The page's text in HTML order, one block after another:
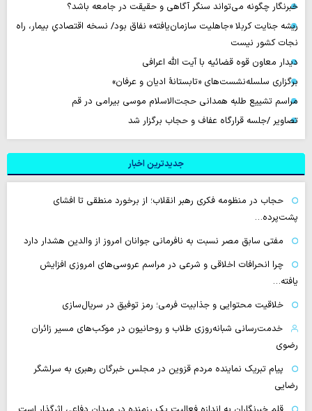
خبرنگار چگونه می‌تواند سنگر آگاهی و حقیقت در جامعه باشد؟
ریشه جنایت کربلا «جاهلیت سازمان‌یافته» نفاق بود/ نسخه اقتصادیِ بیمار، راه
نجات کشور نیست
دیدار معاون قوه قضائیه با آیت الله اعرافی
برگزاری سلسله‌نشست‌های «تابستانهٔ ادیان و عرفان»
مراسم تشییع طلبه همدانی حجت‌الاسلام موسی بیرامی در قم
تصاویر /جلسه قرارگاه عفاف و حجاب برگزار شد
جدیدترین اخبار
حجاب در منظومه فکری رهبر انقلاب؛ از برخورد منطقی تا افشای
پشت‌پرده…
مفتی سابق مصر نسبت به نافرمانی جوانان امروز از والدین هشدار دارد
چرا انحرافات اخلاقی و شرعی در مراسم عروسی‌های امروزی افزایش
یافته…
خلاقیت محتوایی و جذابیت فرمی؛ رمز توفیق در سریال‌سازی
خدمت‌رسانی شبانه‌روزی طلاب و روحانیون در موکب‌های مسیر زائران
رضوی
پیام تبریک نماینده مردم قزوین در مجلس خبرگان رهبری به سرلشگر
رضایی